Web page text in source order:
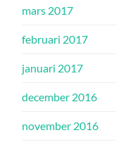
mars 2017
februari 2017
januari 2017
december 2016
november 2016